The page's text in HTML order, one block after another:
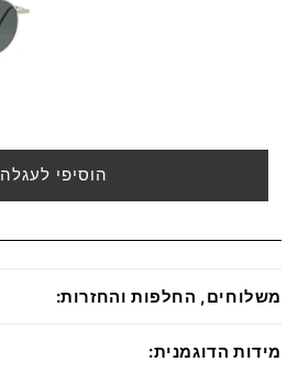
הוסיפי לעגלה
משלוחים, החלפות והחזרות:
מידות הדוגמנית: